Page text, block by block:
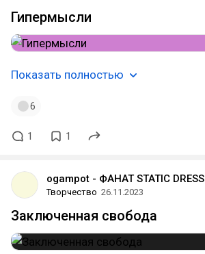
Гипермысли
Показать полностью
6
1 1
ogampot - ФАНАТ STATIC DRESS
Творчество 26.11.2023
Заключенная свобода